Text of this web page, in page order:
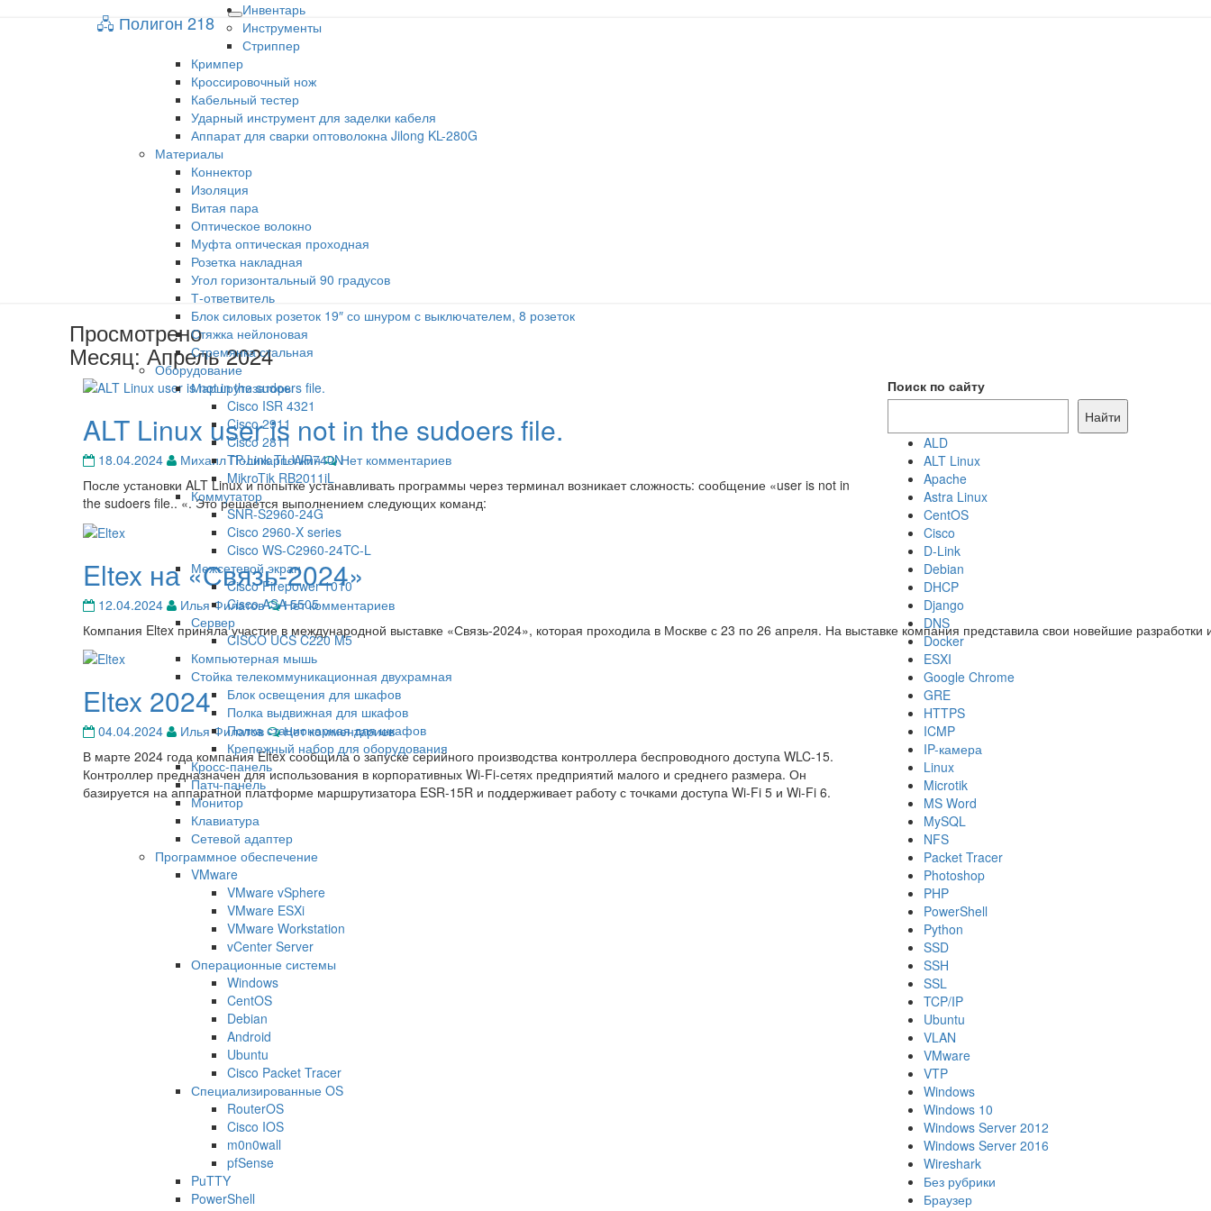
Toggle
navigation
🖧 Полигон 218
Инвентарь
Инструменты
Стриппер
Кримпер
Кроссировочный нож
Кабельный тестер
Ударный инструмент для заделки кабеля
Аппарат для сварки оптоволокна Jilong KL-280G
Материалы
Коннектор
Изоляция
Витая пара
Оптическое волокно
Муфта оптическая проходная
Розетка накладная
Угол горизонтальный 90 градусов
Т-ответвитель
Блок силовых розеток 19″ со шнуром с выключателем, 8 розеток
Стяжка нейлоновая
Стремянка стальная
Оборудование
Маршрутизаторы
Cisco ISR 4321
Cisco 2911
Cisco 2811
TP-Link TL-WR740N
MikroTik RB2011iL
Коммутатор
SNR-S2960-24G
Cisco 2960-X series
Cisco WS-C2960-24TC-L
Межсетевой экран
Cisco Firepower 1010
Cisco ASA 5505
Сервер
CISCO UCS C220 M5
Компьютерная мышь
Стойка телекоммуникационная двухрамная
Блок освещения для шкафов
Полка выдвижная для шкафов
Полка стационарная для шкафов
Крепежный набор для оборудования
Кросс-панель
Патч-панель
Монитор
Клавиатура
Сетевой адаптер
Программное обеспечение
VMware
VMware vSphere
VMware ESXi
VMware Workstation
vCenter Server
Операционные системы
Windows
CentOS
Debian
Android
Ubuntu
Cisco Packet Tracer
Специализированные OS
RouterOS
Cisco IOS
m0n0wall
pfSense
PuTTY
PowerShell
🖧 Полигон 218
Учебный портал
Просмотрено
Месяц: Апрель 2024
ALT
Linux
user
is
not
in
the
file.
ALT Linux user is not in the sudoers file.
18.04.2024 Михаил Поликарпочкин Комментарии
Нет комментариев
После установки ALT Linux и попытке устанавливать программы через терминал возникает сложность: сообщение «user is not in
the sudoers file.. «. Это решается выполнением следующих команд:
Eltex
на
«Связь-2024»
Eltex на «Связь-2024»
12.04.2024 Илья Филатов Комментарии
Нет комментариев
Компания Eltex приняла участие в международной выставке «Связь-2024», которая проходила в Москве с 23 по 26 апреля. На выставке компания представила свои новейшие
Eltex
2024
Eltex 2024
04.04.2024 Илья Филатов Комментарии
Нет комментариев
В марте 2024 года компания Eltex сообщила о запуске серийного производства контроллера беспроводного доступа WLC-15.
Контроллер предназначен для использования в корпоративных Wi-Fi-сетях предприятий малого и среднего размера. Он
базируется на аппаратной платформе маршрутизатора ESR-15R и поддерживает работу с точками доступа Wi-Fi 5 и Wi-Fi 6.
Поиск по сайту
Найти
ALD
ALT Linux
Apache
Astra Linux
CentOS
Cisco
D-Link
Debian
DHCP
Django
DNS
Docker
ESXI
Google Chrome
GRE
HTTPS
ICMP
IP-камера
Linux
Microtik
MS Word
MySQL
NFS
Packet Tracer
Photoshop
PHP
PowerShell
Python
SSD
SSH
SSL
TCP/IP
Ubuntu
VLAN
VMware
VTP
Windows
Windows 10
Windows Server 2012
Windows Server 2016
Wireshark
Без рубрики
Браузер